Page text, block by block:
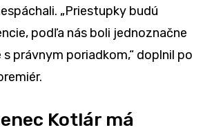
„Priestupky budú
podľa nás boli jednoznačne
právnym poriadkom,“ doplnil po
Kotlár má